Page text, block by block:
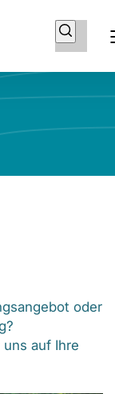
oder
auf Ihre